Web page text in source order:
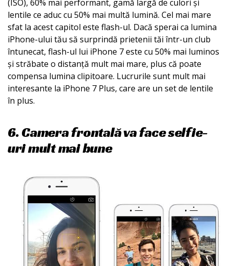
(ISO), 60% mai performant, gamă largă de culori și
lentile ce aduc cu 50% mai multă lumină. Cel mai mare
sfat la acest capitol este flash-ul. Dacă sperai ca lumina
iPhone-ului tău să surprindă prietenii tăi într-un club
întunecat, flash-ul lui iPhone 7 este cu 50% mai luminos
și străbate o distanță mult mai mare, plus că poate
compensa lumina clipitoare. Lucrurile sunt mult mai
interesante la iPhone 7 Plus, care are un set de lentile
în plus.
6. Camera frontală va face selfie-
uri mult mai bune